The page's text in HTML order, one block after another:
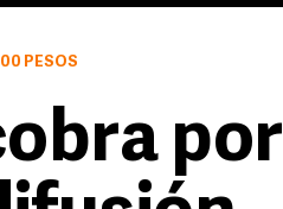
PESOS
por